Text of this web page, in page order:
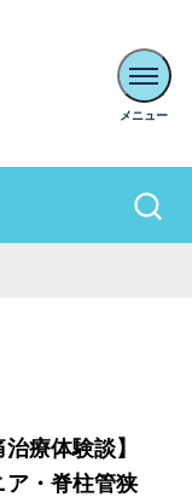
治療体験談】
ア・脊柱管狭